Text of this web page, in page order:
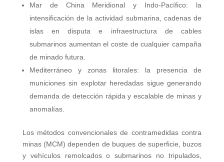
Mar de China Meridional y Indo-Pacífico: la
intensificación de la actividad submarina, cadenas de
islas en disputa e infraestructura de cables
submarinos aumentan el coste de cualquier campaña
de minado futura.
Mediterráneo y zonas litorales: la presencia de
municiones sin explotar heredadas sigue generando
demanda de detección rápida y escalable de minas y
anomalías.
Los métodos convencionales de contramedidas contra
minas (MCM) dependen de buques de superficie, buzos
y vehículos remolcados o submarinos no tripulados,